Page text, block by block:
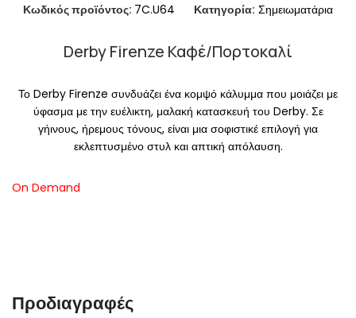
Κωδικός προϊόντος: 7C.U64 Κατηγορία: Σημειωματάρια
Derby Firenze Καφέ/Πορτοκαλί
Το Derby Firenze συνδυάζει ένα κομψό κάλυμμα που μοιάζει με
ύφασμα με την ευέλικτη, μαλακή κατασκευή του Derby. Σε
γήινους, ήρεμους τόνους, είναι μια σοφιστικέ επιλογή για
εκλεπτυσμένο στυλ και απτική απόλαυση.
On Demand
Προδιαγραφές